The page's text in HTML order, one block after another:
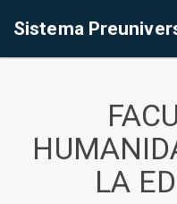
Sistema
LA